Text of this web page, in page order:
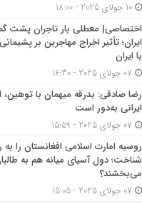
10 جولای 2025 - 18:00
اختصاصی| معطلی بار تاجران پشت
ایران؛ تأثیر اخراج مهاجرین بر
با ایران
رضا صادقی: بدرقه میهمان با توهین،
ایرانی به‌دور است
روسیه امارت اسلامی افغانستان را
شناخت؛ دول آسیای میانه هم به
می‎‌بخشند؟